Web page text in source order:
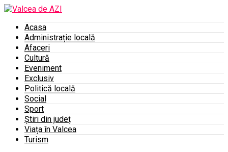
Acasa
Administrație locală
Afaceri
Cultură
Eveniment
Exclusiv
Politică locală
Social
Sport
Știri din județ
Viața în Valcea
Turism